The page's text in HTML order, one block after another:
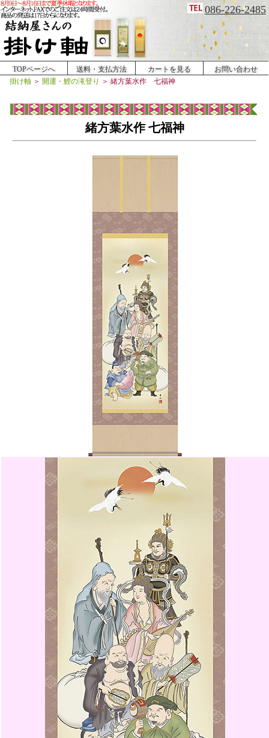
086-226-2485
TOPページへ 送料・支払方法 カートを見る
お問い合わせ
掛け軸 ＞ 開運・鯉の滝登り ＞ 緒方葉水作 七福神
緒方葉水作 七福神